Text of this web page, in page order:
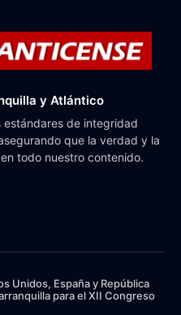
y Atlántico
estándares de integridad
que la verdad y la
todo nuestro contenido.
Unidos, España y República
para el XII Congreso